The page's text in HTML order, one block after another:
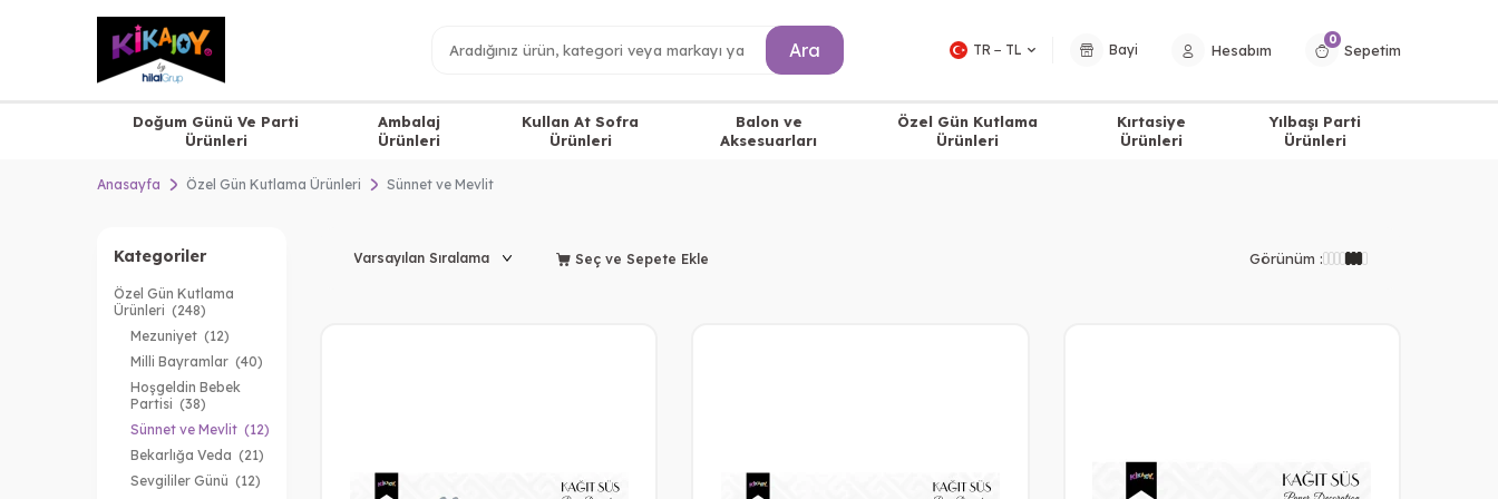
Ara TR − TL Bayi Hesabım
0
Sepetim
Doğum Günü Ve Parti
Ürünleri
Ambalaj
Ürünleri
Kullan At Sofra
Ürünleri
Balon ve
Aksesuarları
Özel Gün Kutlama
Ürünleri
Kırtasiye
Ürünleri
Yılbaşı Parti
Ürünleri
Anasayfa Özel Gün Kutlama Ürünleri Sünnet ve Mevlit
Kategoriler
Özel Gün Kutlama
Ürünleri (248)
Mezuniyet (12)
Milli Bayramlar (40)
Hoşgeldin Bebek
Partisi (38)
Sünnet ve Mevlit (12)
Bekarlığa Veda (21)
Sevgililer Günü (12)
Seç ve Sepete Ekle Görünüm :